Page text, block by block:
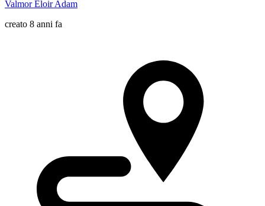
Valmor Eloir Adam
creato 8 anni fa